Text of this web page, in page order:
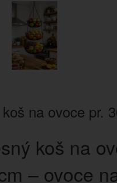
na ovoce pr.
koš na
– ovoce